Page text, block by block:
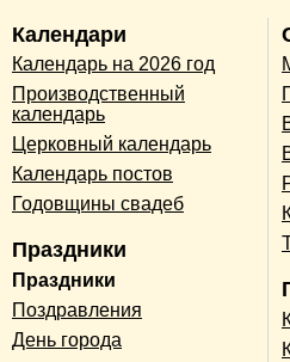
Календари
Календарь на 2026 год
Производственный
календарь
Церковный календарь
Календарь постов
Годовщины свадеб
Праздники
Праздники
Поздравления
День города